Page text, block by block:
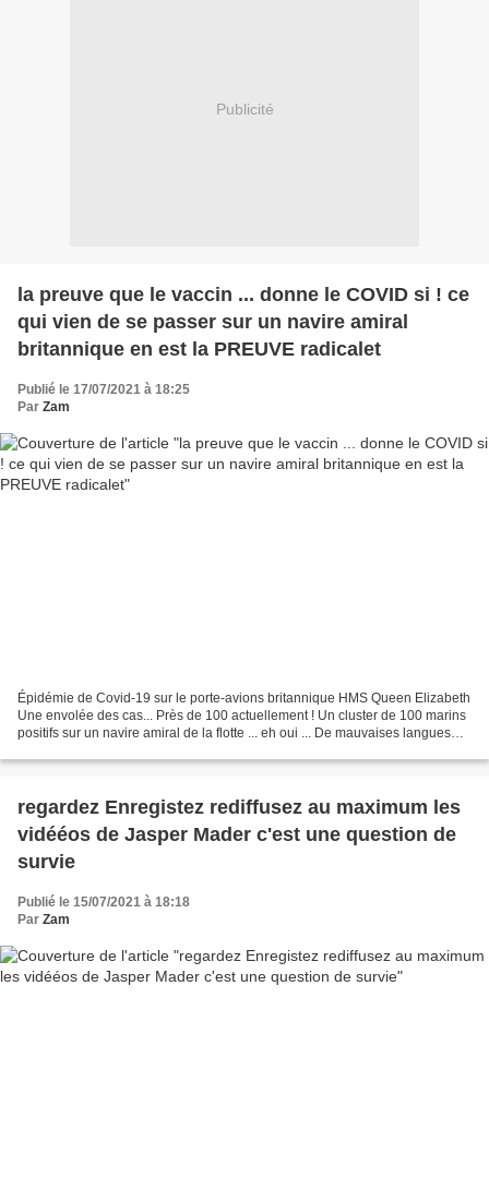
Publicité
la preuve que le vaccin ... donne le COVID si ! ce
qui vien de se passer sur un navire amiral
britannique en est la PREUVE radicalet
Publié le 17/07/2021 à 18:25
Par Zam
Épidémie de Covid-19 sur le porte-avions britannique HMS Queen Elizabeth
Une envolée des cas... Près de 100 actuellement ! Un cluster de 100 marins
positifs sur un navire amiral de la flotte ... eh oui ... De mauvaises langues
regardez Enregistez rediffusez au maximum les
vidééos de Jasper Mader c'est une question de
survie
Publié le 15/07/2021 à 18:18
Par Zam